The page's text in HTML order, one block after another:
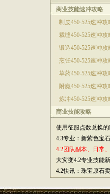
商业技能速冲攻略
制皮450-525速冲攻
裁缝450-525速冲攻
锻造450-525速冲攻
烹饪450-525速冲攻
草药450-525速冲攻
附魔450-525速冲攻
炼冲450-525速冲攻
商业技能攻略
使用征服点数兑换
4.3专业：新紫色宝
4.2团队副本、日常
大灾变4.2专业技能
4.2快讯：珠宝原石